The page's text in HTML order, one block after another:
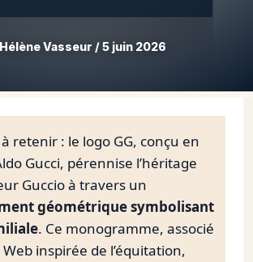
Vasseur / 5 juin 2026
à retenir : le logo GG, conçu en
Gucci, pérennise l’héritage
Guccio à travers un
géométrique symbolisant
. Ce monogramme, associé
inspirée de l’équitation,